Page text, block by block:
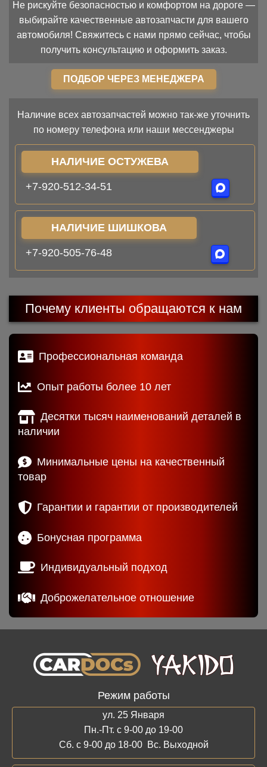
Не рискуйте безопасностью и комфортом на дороге —
выбирайте качественные автозапчасти для вашего
автомобиля! Свяжитесь с нами прямо сейчас, чтобы
получить консультацию и оформить заказ.
ПОДБОР ЧЕРЕЗ МЕНЕДЖЕРА
Наличие всех автозапчастей можно так-же уточнить
по номеру телефона или наши мессенджеры
НАЛИЧИЕ ОСТУЖЕВА
+7-920-512-34-51
НАЛИЧИЕ ШИШКОВА
+7-920-505-76-48
Почему клиенты обращаются к нам
Профессиональная команда
Опыт работы более 10 лет
Десятки тысяч наименований деталей в
наличии
Минимальные цены на качественный
товар
Гарантии и гарантии от производителей
Бонусная программа
Индивидуальный подход
Доброжелательное отношение
Режим работы
ул. 25 Января
Пн.-Пт. с 9-00 до 19-00
Сб. с 9-00 до 18-00 Вс. Выходной